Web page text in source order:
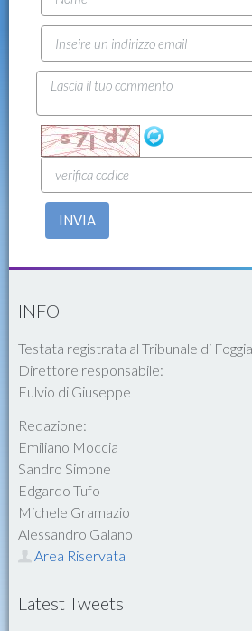
INVIA
INFO
Testata registrata al Tribunale di
Direttore responsabile:
Fulvio di Giuseppe
Redazione:
Emiliano Moccia
Sandro Simone
Edgardo Tufo
Michele Gramazio
Alessandro Galano
Area Riservata
Latest Tweets